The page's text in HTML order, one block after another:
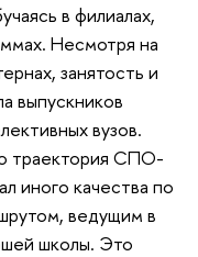
в филиалах,
Несмотря на
занятость и
выпускников
вузов.
траектория СПО-
иного качества по
ведущим в
школы. Это